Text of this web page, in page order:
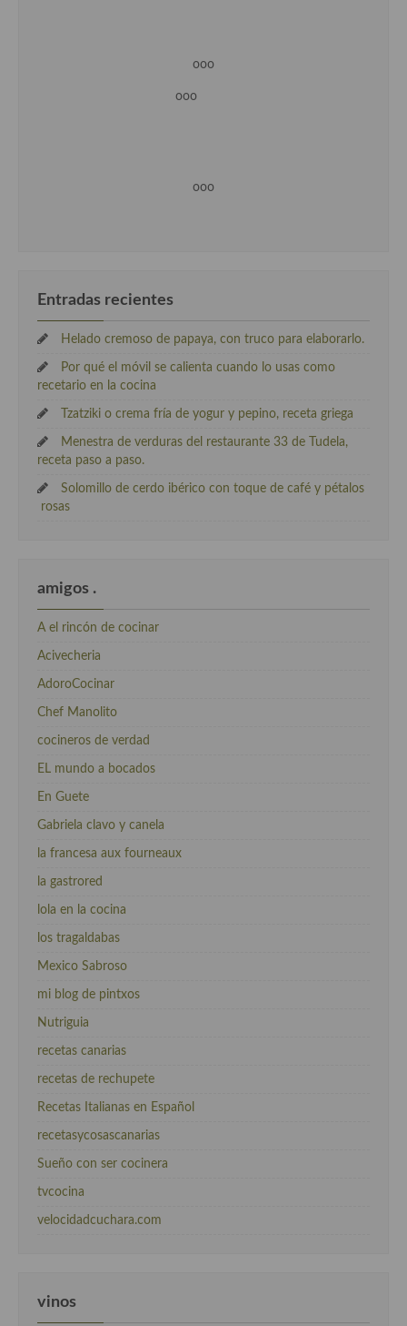
ooo
ooo
ooo
Entradas recientes
Helado cremoso de papaya, con truco para elaborarlo.
Por qué el móvil se calienta cuando lo usas como
recetario en la cocina
Tzatziki o crema fría de yogur y pepino, receta griega
Menestra de verduras del restaurante 33 de Tudela,
receta paso a paso.
Solomillo de cerdo ibérico con toque de café y pétalos
rosas
amigos .
A el rincón de cocinar
Acivecheria
AdoroCocinar
Chef Manolito
cocineros de verdad
EL mundo a bocados
En Guete
Gabriela clavo y canela
la francesa aux fourneaux
la gastrored
lola en la cocina
los tragaldabas
Mexico Sabroso
mi blog de pintxos
Nutriguia
recetas canarias
recetas de rechupete
Recetas Italianas en Español
recetasycosascanarias
Sueño con ser cocinera
tvcocina
velocidadcuchara.com
vinos